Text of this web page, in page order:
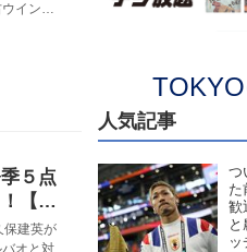
イング
５点
【ス
保建英が
オと対
人気記事
つ
た
歓